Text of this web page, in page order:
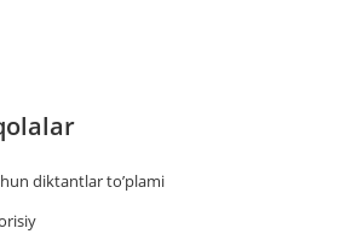
diktantlar to’plami